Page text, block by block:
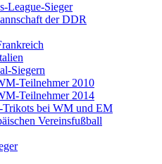
League-Sieger
der DDR
Siegern
Teilnehmer 2010
Teilnehmer 2014
bei WM und EM
Vereinsfußball